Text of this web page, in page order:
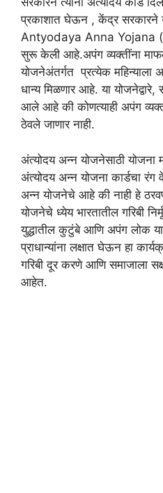
प्रकाशात घेऊन , केंद्र सरकारने
Antyodaya Anna Yojana
सुरू केली आहे.अपंग व्यक्तींना
योजनेअंतर्गत प्रत्येक महिन्याला
धान्य मिळणार आहे. या योजनेद्वारे,
आले आहे की कोणत्याही अपंग
ठेवले जाणार नाही.
अंत्योदय अन्न योजनेसाठी योजना
अंत्योदय अन्न योजना कार्डचा
अन्न योजनेचे आहे की नाही हे
योजनेचे ध्येय भारतातील गरिबी
युद्धातील कुटुंबे आणि अपंग लोक
प्राधान्यांना लक्षात घेऊन हा
गरिबी दूर करणे आणि समाजाला
आहेत.